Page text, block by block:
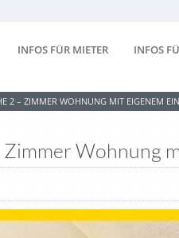
INFOS FÜR MIETER INFOS
2 – ZIMMER WOHNUNG MIT EIGENEM
Wohnung